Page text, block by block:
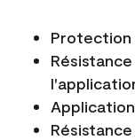
Protection
Application